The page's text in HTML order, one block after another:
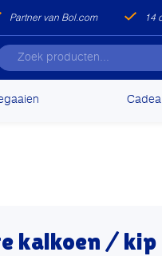
Partner van Bol.com 14
kalkoen / kip